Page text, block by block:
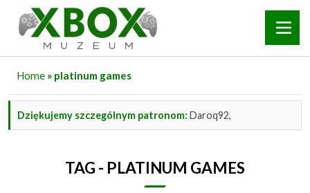
Home » platinum games
Dziękujemy szczególnym patronom: Daroq92,
TAG - PLATINUM GAMES